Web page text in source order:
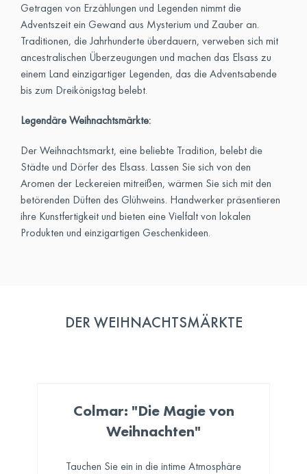
Getragen von Erzählungen und Legenden nimmt die
Adventszeit ein Gewand aus Mysterium und Zauber an.
Traditionen, die Jahrhunderte überdauern, verweben sich mit
ancestralischen Überzeugungen und machen das Elsass zu
einem Land einzigartiger Legenden, das die Adventsabende
bis zum Dreikönigstag belebt.
Legendäre Weihnachtsmärkte:
Der Weihnachtsmarkt, eine beliebte Tradition, belebt die
Städte und Dörfer des Elsass. Lassen Sie sich von den
Aromen der Leckereien mitreißen, wärmen Sie sich mit den
betörenden Düften des Glühweins. Handwerker präsentieren
ihre Kunstfertigkeit und bieten eine Vielfalt von lokalen
Produkten und einzigartigen Geschenkideen.
DER WEIHNACHTSMÄRKTE
Colmar: "Die Magie von
Weihnachten"
Tauchen Sie ein in die intime Atmosphäre